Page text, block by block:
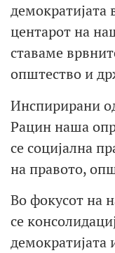
демократијата
центарот на
ставаме
општество и
Инспирирани
Рацин наша
се социјална
на правото,
Во фокусот на
се
демократијата